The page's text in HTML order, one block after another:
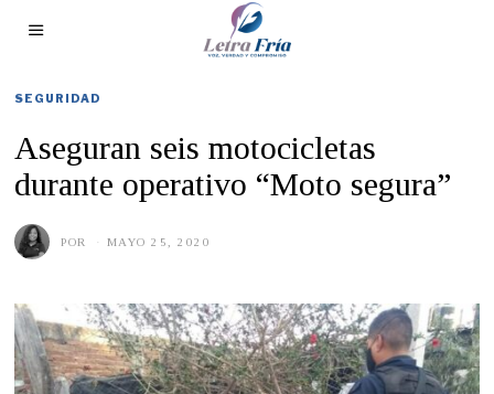
SEGURIDAD
Aseguran seis motocicletas
durante operativo “Moto segura”
POR MAYO 25, 2020
2
5
,
2
0
2